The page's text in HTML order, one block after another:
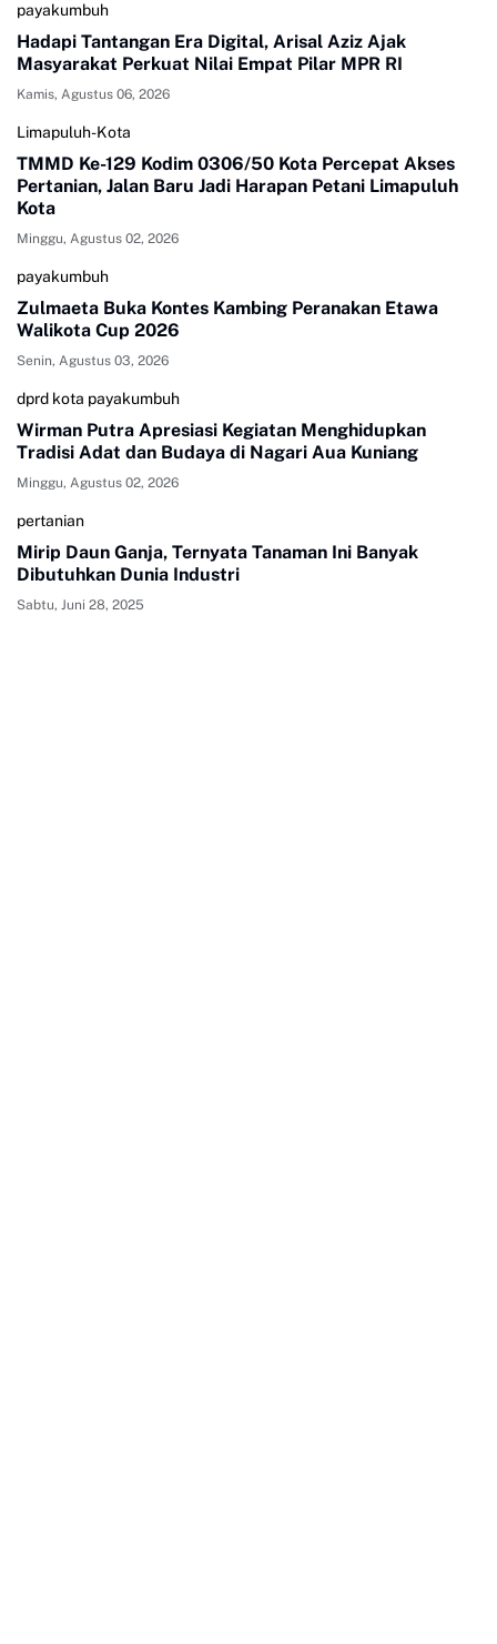
payakumbuh
Hadapi Tantangan Era Digital, Arisal Aziz Ajak
Masyarakat Perkuat Nilai Empat Pilar MPR RI
Kamis, Agustus 06, 2026
Limapuluh-Kota
TMMD Ke-129 Kodim 0306/50 Kota Percepat Akses
Pertanian, Jalan Baru Jadi Harapan Petani Limapuluh
Kota
Minggu, Agustus 02, 2026
payakumbuh
Zulmaeta Buka Kontes Kambing Peranakan Etawa
Walikota Cup 2026
Senin, Agustus 03, 2026
dprd kota payakumbuh
Wirman Putra Apresiasi Kegiatan Menghidupkan
Tradisi Adat dan Budaya di Nagari Aua Kuniang
Minggu, Agustus 02, 2026
pertanian
Mirip Daun Ganja, Ternyata Tanaman Ini Banyak
Dibutuhkan Dunia Industri
Sabtu, Juni 28, 2025